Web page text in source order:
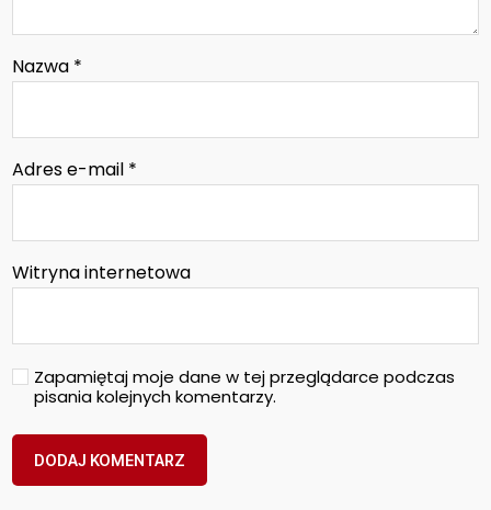
Nazwa *
Adres e-mail *
Witryna internetowa
Zapamiętaj moje dane w tej przeglądarce podczas
pisania kolejnych komentarzy.